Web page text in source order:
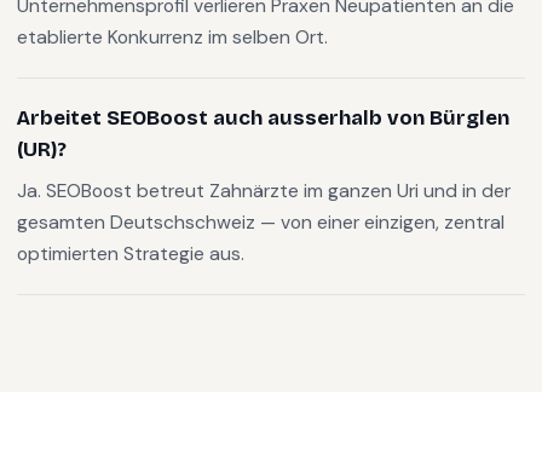
Unternehmensprofil verlieren Praxen Neupatienten an die
etablierte Konkurrenz im selben Ort.
Arbeitet SEOBoost auch ausserhalb von Bürglen
(UR)?
Ja. SEOBoost betreut Zahnärzte im ganzen Uri und in der
gesamten Deutschschweiz — von einer einzigen, zentral
optimierten Strategie aus.